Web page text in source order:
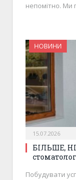
непомітно. Ми
НОВИНИ
15.07.2026
БІЛЬШЕ,
Побудувати